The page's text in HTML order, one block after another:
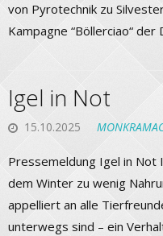
von Pyrotechnik zu
Kampagne “Böllerciao“ der
Igel in Not
15.10.2025
Pressemeldung Igel in Not
dem Winter zu wenig
appelliert an alle
unterwegs sind – ein